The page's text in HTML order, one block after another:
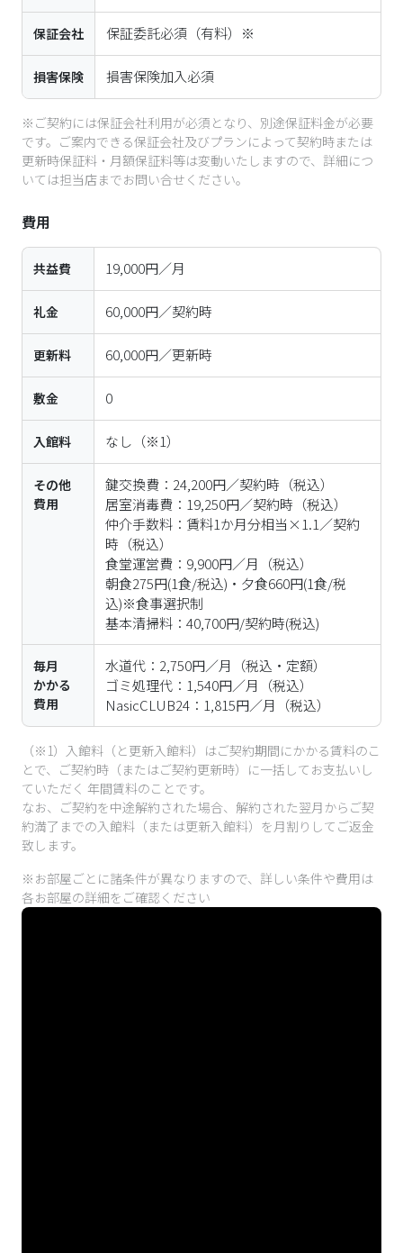
保証会社 保証委託必須（有料）※
損害保険 損害保険加入必須
※ご契約には保証会社利用が必須となり、別途保証料金が必要
です。ご案内できる保証会社及びプランによって契約時または
更新時保証料・月額保証料等は変動いたしますので、詳細につ
いては担当店までお問い合せください。
費用
共益費 19,000円／月
礼金 60,000円／契約時
更新料 60,000円／更新時
敷金 0
入館料 なし （※1）
その他
費用
鍵交換費：24,200円／契約時（税込）
居室消毒費：19,250円／契約時（税込）
仲介手数料：賃料1か月分相当×1.1／契約
時（税込）
食堂運営費：9,900円／月（税込）
朝食275円(1食/税込)・夕食660円(1食/税
込)※食事選択制
基本清掃料：40,700円/契約時(税込)
毎月
かかる
費用
水道代：2,750円／月（税込・定額）
ゴミ処理代：1,540円／月（税込）
NasicCLUB24：1,815円／月（税込）
（※1）入館料（と更新入館料）はご契約期間にかかる賃料のこ
とで、ご契約時（またはご契約更新時）に一括してお支払いし
ていただく 年間賃料のことです。
なお、ご契約を中途解約された場合、解約された翌月からご契
約満了までの入館料（または更新入館料）を月割りしてご返金
致します。
※お部屋ごとに諸条件が異なりますので、詳しい条件や費用は
各お部屋の詳細をご確認ください